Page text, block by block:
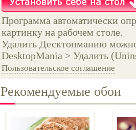
Программа автоматически
картинку на рабочем столе.
Удалить Десктопманию
DesktopMania > Удалить
Пользовательское соглашение
Рекомендуемые обои